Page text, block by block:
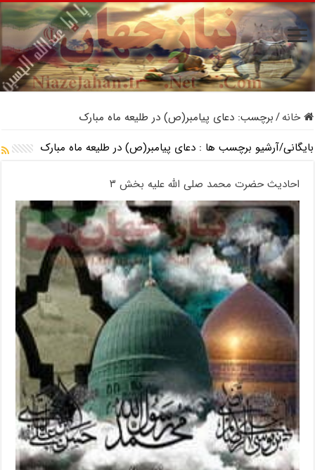
خانه/برچسب:دعای پیامبر(ص) در طلیعه ماه مبارک
بایگانی/آرشیو برچسب ها :دعای پیامبر(ص) در طلیعه ماه مبارک
احادیث حضرت محمد صلى الله علیه بخش ۳